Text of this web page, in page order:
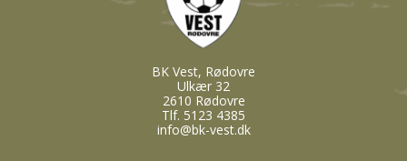
BK Vest, Rødovre
Ulkær 32
2610 Rødovre
Tlf. 5123 4385
info@bk-vest.dk